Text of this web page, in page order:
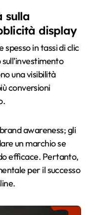
sulla
display
spesso in tassi di clic
una visibilità
conversioni
awareness; gli
un marchio se
efficace. Pertanto,
per il successo